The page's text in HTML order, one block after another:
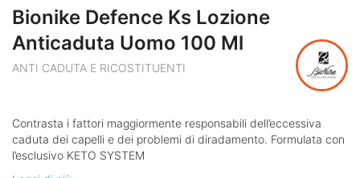
Bionike Defence Ks Lozione
Anticaduta Uomo 100 Ml
ANTI CADUTA E RICOSTITUENTI
Contrasta i fattori maggiormente responsabili dell’eccessiva
caduta dei capelli e dei problemi di diradamento. Formulata con
l’esclusivo KETO SYSTEM